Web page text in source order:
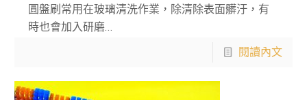
圓盤刷常用在玻璃清洗作業，除清除表面髒汙，有
時也會加入研磨…
閱讀內文